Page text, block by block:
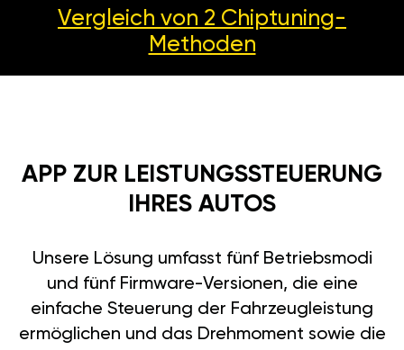
Vergleich von 2 Chiptuning-
Methoden
APP ZUR LEISTUNGSSTEUERUNG
IHRES AUTOS
Unsere Lösung umfasst fünf Betriebsmodi
und fünf Firmware-Versionen, die eine
einfache Steuerung der Fahrzeugleistung
ermöglichen und das Drehmoment sowie die